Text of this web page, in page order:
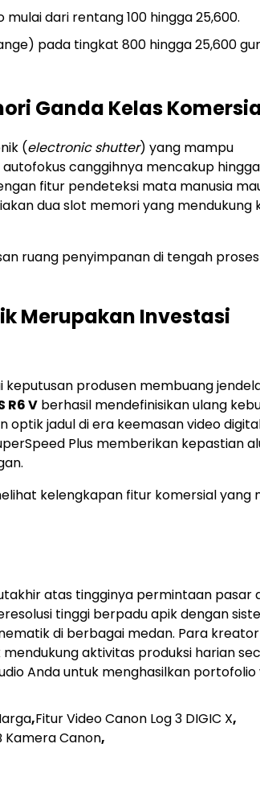
dari rentang 100 hingga 25,600.
pada tingkat 800 hingga 25,600
Ganda Kelas
(electronic shutter) yang mampu
canggihnya mencakup hingga
fitur pendeteksi mata manusia
dua slot memori yang mendukung
ruang penyimpanan di tengah proses
Merupakan Investasi
produsen membuang
R6 V berhasil mendefinisikan ulang
jadul di era keemasan video
Plus memberikan kepastian
kelengkapan fitur komersial yang
atas tingginya permintaan pasar
tinggi berpadu apik dengan
di berbagai medan. Para kreator
mendukung aktivitas produksi harian
Anda untuk menghasilkan portofolio
,Fitur Video Canon Log 3 DIGIC X,
Kamera Canon,